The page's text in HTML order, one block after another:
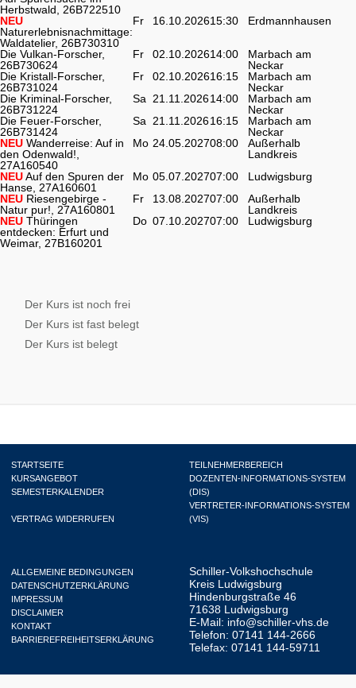
Herbstwald, 26B722510
NEU
Naturerlebnisnachmittage:
Waldatelier, 26B730310
Fr 16.10.202615:30 Erdmannhausen
Die Vulkan-Forscher,
26B730624
Fr 02.10.202614:00
Marbach am
Neckar
Die Kristall-Forscher,
26B731024
Fr 02.10.202616:15
Marbach am
Neckar
Die Kriminal-Forscher,
26B731224
Sa 21.11.202614:00
Marbach am
Neckar
Die Feuer-Forscher,
26B731424
Sa 21.11.202616:15
Marbach am
Neckar
NEU Wanderreise: Auf in
den Odenwald!,
27A160540
Mo 24.05.202708:00
Außerhalb
Landkreis
NEUAuf den Spuren der
Hanse, 27A160601
Mo 05.07.202707:00
Ludwigsburg
NEU Riesengebirge -
Natur pur!, 27A160801
Fr 13.08.202707:00
Außerhalb
Landkreis
NEU Thüringen
entdecken: Erfurt und
Weimar, 27B160201
Do 07.10.202707:00 Ludwigsburg
Der Kurs ist noch frei
Der Kurs ist fast belegt
Der Kurs ist belegt
STARTSEITE
KURSANGEBOT
SEMESTERKALENDER
VERTRAG WIDERRUFEN
TEILNEHMERBEREICH
DOZENTEN-INFORMATIONS-SYSTEM
(DIS)
VERTRETER-INFORMATIONS-SYSTEM
(VIS)
ALLGEMEINE BEDINGUNGEN
DATENSCHUTZERKLÄRUNG
IMPRESSUM
DISCLAIMER
KONTAKT
BARRIEREFREIHEITSERKLÄRUNG
Schiller-Volkshochschule
Kreis Ludwigsburg
Hindenburgstraße 46
71638 Ludwigsburg
E-Mail: info@schiller-vhs.de
Telefon: 07141 144-2666
Telefax: 07141 144-59711